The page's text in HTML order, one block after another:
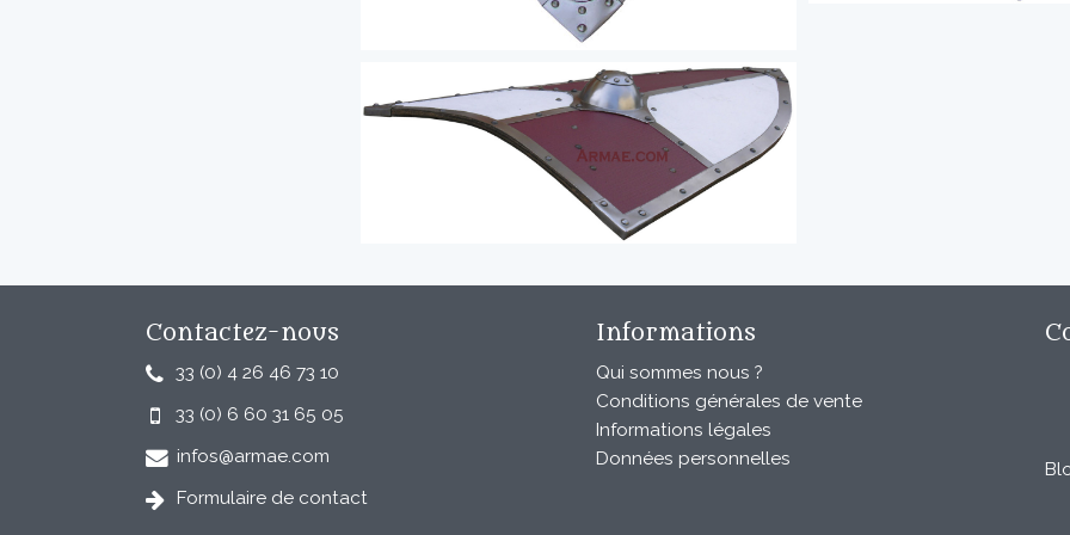
Contactez-nous
33 (0) 4 26 46 73 10
33 (0) 6 60 31 65 05
infos@armae.com
Formulaire de contact
Informations
Qui sommes nous ?
Conditions générales de vente
Informations légales
Données personnelles